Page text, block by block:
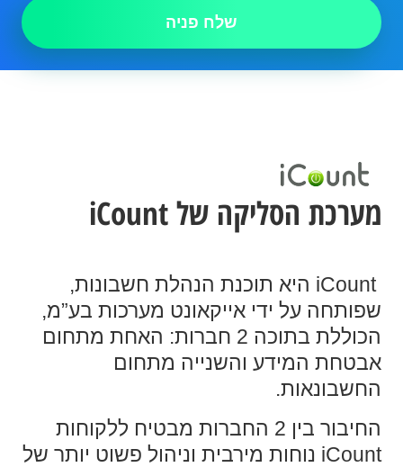
שלח פניה
מערכת הסליקה של iCount
iCount היא תוכנת הנהלת חשבונות,
שפותחה על ידי אייקאונט מערכות בע”מ,
הכוללת בתוכה 2 חברות: האחת מתחום
אבטחת המידע והשנייה מתחום
החשבונאות.
החיבור בין 2 החברות מבטיח ללקוחות
iCount נוחות מירבית וניהול פשוט יותר של